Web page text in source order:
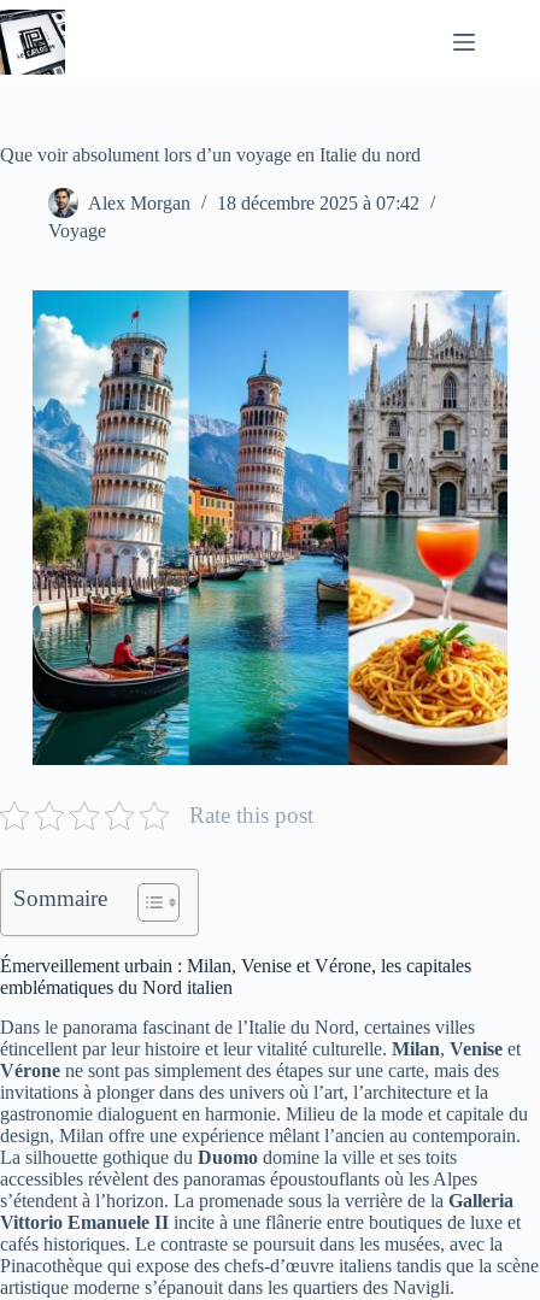
Passer
au
contenu
Que voir absolument lors d’un voyage en Italie du nord
Alex Morgan
18 décembre 2025 à 07:42
Voyage
Rate this post
Sommaire
Émerveillement urbain : Milan, Venise et Vérone, les capitales
emblématiques du Nord italien
Dans le panorama fascinant de l’Italie du Nord, certaines villes
étincellent par leur histoire et leur vitalité culturelle. Milan, Venise et
Vérone ne sont pas simplement des étapes sur une carte, mais des
invitations à plonger dans des univers où l’art, l’architecture et la
gastronomie dialoguent en harmonie. Milieu de la mode et capitale du
design, Milan offre une expérience mêlant l’ancien au contemporain.
La silhouette gothique du Duomo domine la ville et ses toits
accessibles révèlent des panoramas époustouflants où les Alpes
s’étendent à l’horizon. La promenade sous la verrière de la Galleria
Vittorio Emanuele II incite à une flânerie entre boutiques de luxe et
cafés historiques. Le contraste se poursuit dans les musées, avec la
Pinacothèque qui expose des chefs-d’œuvre italiens tandis que la scène
artistique moderne s’épanouit dans les quartiers des Navigli.